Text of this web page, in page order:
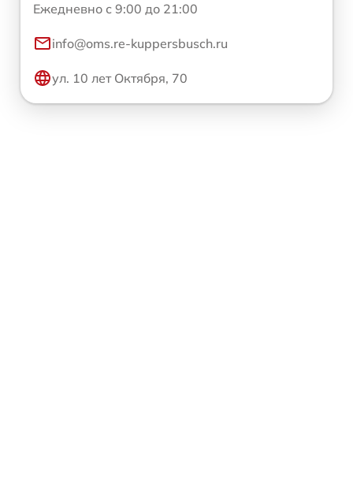
Ежедневно с 9:00 до 21:00
info@oms.re-kuppersbusch.ru
ул. 10 лет Октября, 70